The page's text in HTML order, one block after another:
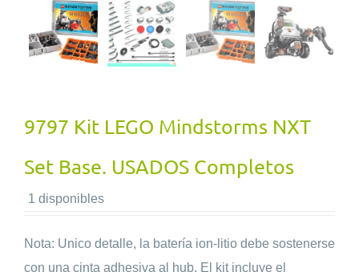
9797 Kit LEGO Mindstorms NXT
Set Base. USADOS Completos
1 disponibles
Nota: Unico detalle, la batería ion-litio debe sostenerse
con una cinta adhesiva al hub. El kit incluye el